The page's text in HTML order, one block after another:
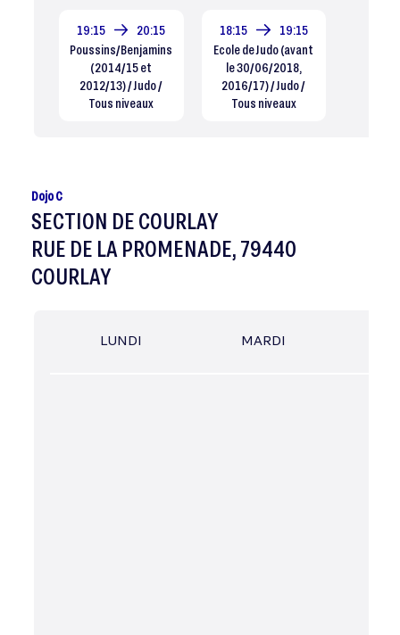
19:15
20:15
Poussins/Benjamins
(2014/15 et
2012/13) / Judo /
Tous niveaux
18:15
19:15
Ecole de Judo (avant
le 30/06/2018,
2016/17) / Judo /
Tous niveaux
Dojo C
SECTION DE COURLAY
RUE DE LA PROMENADE, 79440
COURLAY
LUNDI MARDI